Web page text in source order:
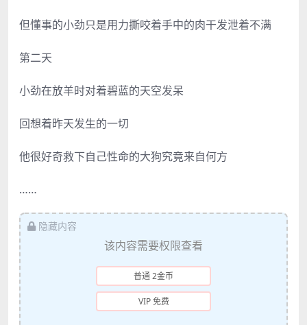
但懂事的小劲只是用力撕咬着手中的肉干发泄着不满
第二天
小劲在放羊时对着碧蓝的天空发呆
回想着昨天发生的一切
他很好奇救下自己性命的大狗究竟来自何方
……
隐藏内容
该内容需要权限查看
普通 2金币
VIP 免费